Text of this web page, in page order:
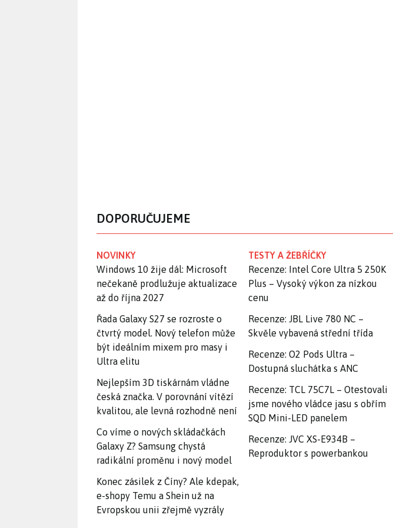
DOPORUČUJEME
NOVINKY
Windows 10 žije dál: Microsoft
nečekaně prodlužuje aktualizace
až do října 2027
Řada Galaxy S27 se rozroste o
čtvrtý model. Nový telefon může
být ideálním mixem pro masy i
Ultra elitu
Nejlepším 3D tiskárnám vládne
česká značka. V porovnání vítězí
kvalitou, ale levná rozhodně není
Co víme o nových skládačkách
Galaxy Z? Samsung chystá
radikální proměnu i nový model
Konec zásilek z Číny? Ale kdepak,
e-shopy Temu a Shein už na
Evropskou unii zřejmě vyzrály
TESTY A ŽEBŘÍČKY
Recenze: Intel Core Ultra 5 250K
Plus – Vysoký výkon za nízkou
cenu
Recenze: JBL Live 780 NC –
Skvěle vybavená střední třída
Recenze: O2 Pods Ultra –
Dostupná sluchátka s ANC
Recenze: TCL 75C7L – Otestovali
jsme nového vládce jasu s obřím
SQD Mini-LED panelem
Recenze: JVC XS-E934B –
Reproduktor s powerbankou